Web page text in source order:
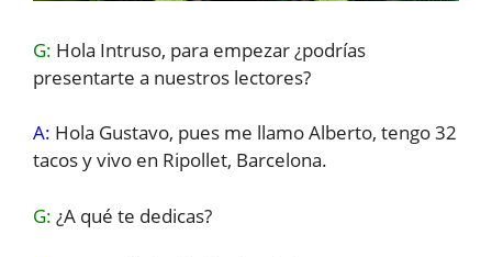
G: Hola Intruso, para empezar ¿podrías
presentarte a nuestros lectores?
A: Hola Gustavo, pues me llamo Alberto, tengo 32
tacos y vivo en Ripollet, Barcelona.
G: ¿A qué te dedicas?